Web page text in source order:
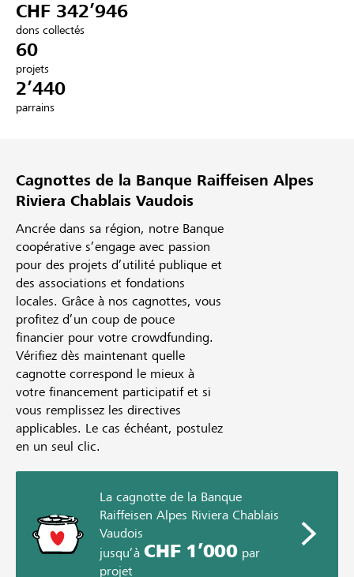
S'inscrire
DE FR
CHF 342’946
dons collectés
60
projets
2’440
parrains
Cagnottes de la Banque Raiffeisen Alpes
Riviera Chablais Vaudois
Ancrée dans sa région, notre Banque
coopérative s’engage avec passion
pour des projets d’utilité publique et
des associations et fondations
locales. Grâce à nos cagnottes, vous
profitez d’un coup de pouce
financier pour votre crowdfunding.
Vérifiez dès maintenant quelle
cagnotte correspond le mieux à
votre financement participatif et si
vous remplissez les directives
applicables. Le cas échéant, postulez
en un seul clic.
La cagnotte de la Banque
Raiffeisen Alpes Riviera Chablais
Vaudois
jusqu’à CHF 1’000par
projet